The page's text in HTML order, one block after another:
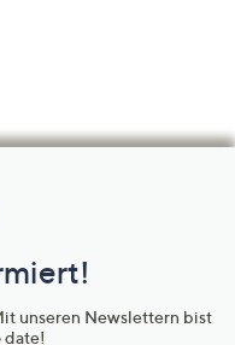
unseren Newslettern bist
date!